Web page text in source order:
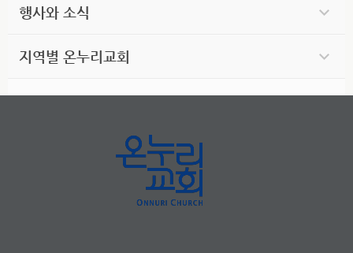
행사와 소식
지역별 온누리교회